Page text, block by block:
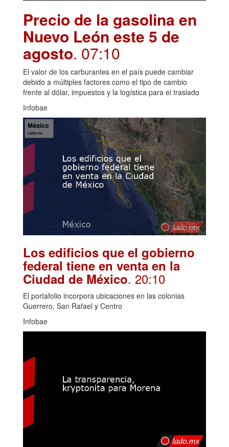
Precio de la gasolina en
Nuevo León este 5 de
agosto. 07:10
El valor de los carburantes en el país puede cambiar
debido a múltiples factores como el tipo de cambio
frente al dólar, impuestos y la logística para el traslado
Infobae
Los edificios que el gobierno
federal tiene en venta en la
Ciudad de México. 20:10
El portafolio incorpora ubicaciones en las colonias
Guerrero, San Rafael y Centro
Infobae